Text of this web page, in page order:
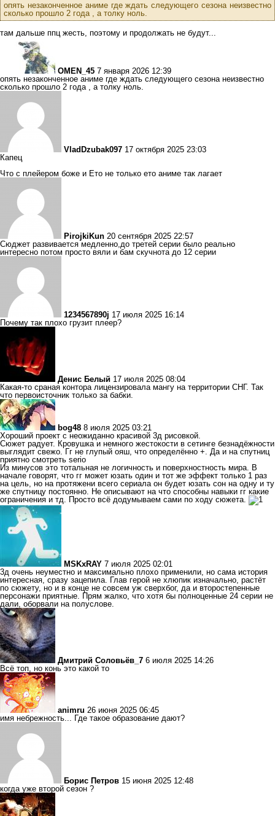
опять незаконченное аниме где ждать следующего сезона неизвестно
сколько прошло 2 года , а толку ноль.
там дальше ппц жесть, поэтому и продолжать не будут...
OMEN_45 7 января 2026 12:39
опять незаконченное аниме где ждать следующего сезона неизвестно
сколько прошло 2 года , а толку ноль.
VladDzubak097 17 октября 2025 23:03
Капец
Что с плейером боже и Ето не только ето аниме так лагает
PirojkiKun 20 сентября 2025 22:57
Сюджет развивается медленно,до третей серии было реально
интересно потом просто вяли и бам скучнота до 12 серии
1234567890j 17 июля 2025 16:14
Почему так плохо грузит плеер?
Денис Белый 17 июля 2025 08:04
Какая-то сраная контора лицензировала мангу на территории СНГ. Так
что первоисточник только за бабки.
bog48 8 июля 2025 03:21
Хороший проект с неожиданно красивой 3д рисовкой.
Сюжет радует. Кровушка и немного жестокости в сетинге безнадёжности
выглядит свежо. Гг не глупый ояш, что определённо +. Да и на спутниц
приятно смотреть serio
Из минусов это тотальная не логичность и поверхностность мира. В
начале говорят, что гг может юзать один и тот же эффект только 1 раз
на цель, но на протяжени всего сериала он будет юзать сон на одну и ту
же спутницу постоянно. Не описывают на что способны навыки гг какие
ограничения и тд. Просто всё додумываем сами по ходу сюжета.
MSKxRAY 7 июля 2025 02:01
3д очень неуместно и максимально плохо применили, но сама история
интересная, сразу зацепила. Глав герой не хлюпик изначально, растёт
по сюжету, но и в конце не совсем уж сверхбог, да и второстепенные
персонажи приятные. Прям жалко, что хотя бы полноценные 24 серии не
дали, оборвали на полуслове.
Дмитрий Соловьёв_7 6 июля 2025 14:26
Всё топ, но конь это какой то
animru 26 июня 2025 06:45
имя небрежность... Где такое образование дают?
Борис Петров 15 июня 2025 12:48
когда уже второй сезон ?